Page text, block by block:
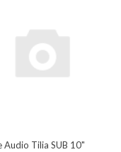
Audio Tilia SUB 10"